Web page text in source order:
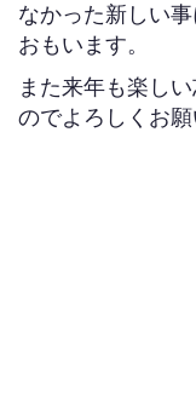
なかった新しい
おもいます。
また来年も楽し
のでよろしくお願